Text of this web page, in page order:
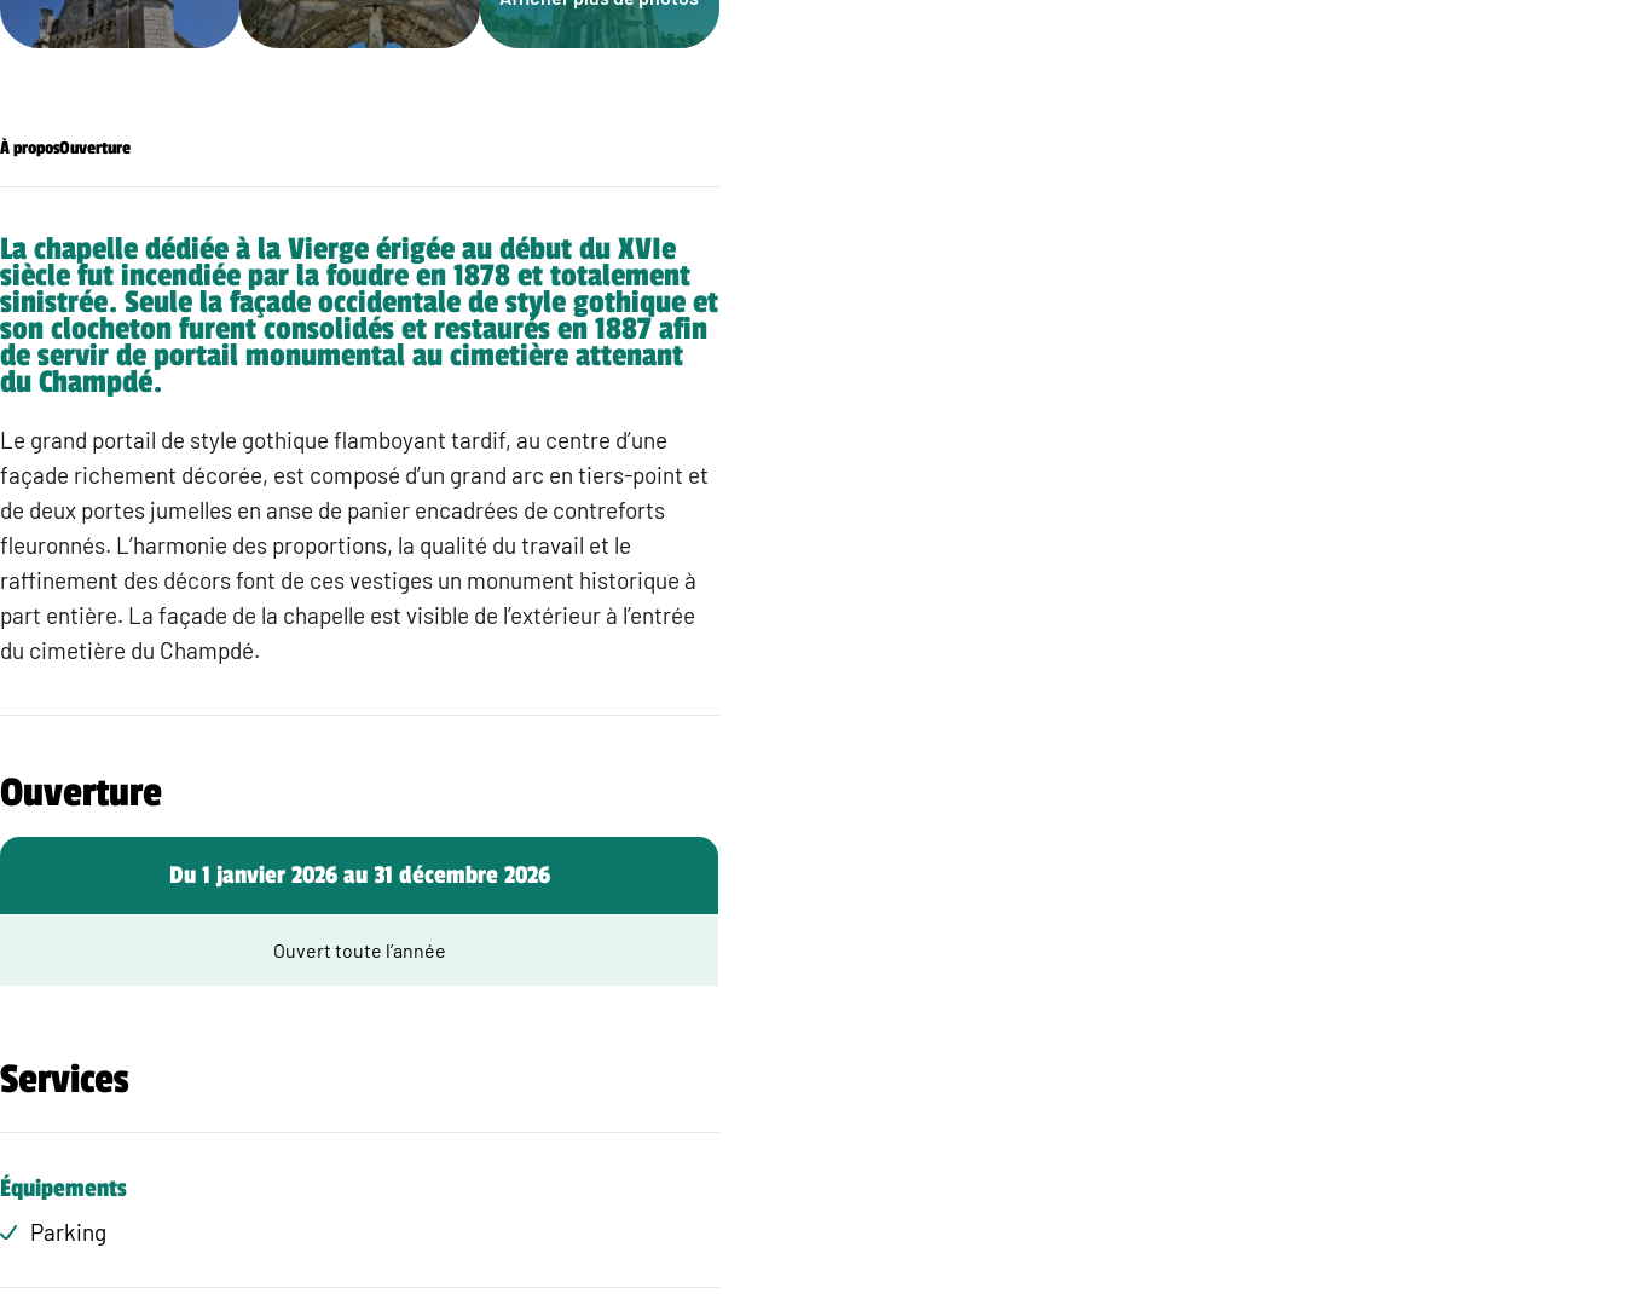
À proposOuverture
La chapelle dédiée à la Vierge érigée au début du XVIe
siècle fut incendiée par la foudre en 1878 et totalement
sinistrée. Seule la façade occidentale de style gothique et
son clocheton furent consolidés et restaurés en 1887 afin
de servir de portail monumental au cimetière attenant
du Champdé.
Le grand portail de style gothique flamboyant tardif, au centre d’une
façade richement décorée, est composé d’un grand arc en tiers-point et
de deux portes jumelles en anse de panier encadrées de contreforts
fleuronnés. L’harmonie des proportions, la qualité du travail et le
raffinement des décors font de ces vestiges un monument historique à
part entière. La façade de la chapelle est visible de l’extérieur à l’entrée
du cimetière du Champdé.
Ouverture
Du 1 janvier 2026 au 31 décembre 2026
Ouvert toute l’année
Services
Équipements
Parking